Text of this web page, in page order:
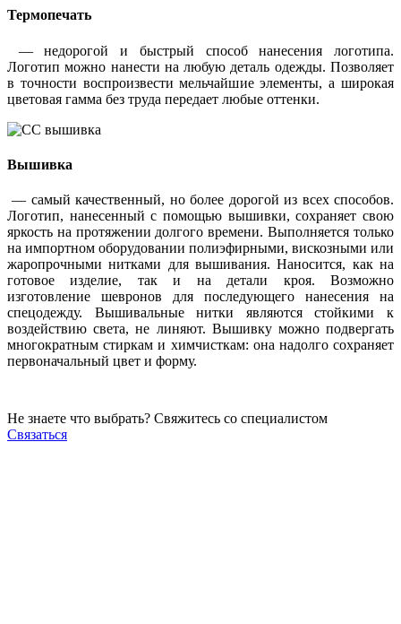
Термопечать
— недорогой и быстрый способ нанесения логотипа.
Логотип можно нанести на любую деталь одежды. Позволяет
в точности воспроизвести мельчайшие элементы, а широкая
цветовая гамма без труда передает любые оттенки.
Вышивка
— самый качественный, но более дорогой из всех способов.
Логотип, нанесенный с помощью вышивки, сохраняет свою
яркость на протяжении долгого времени. Выполняется только
на импортном оборудовании полиэфирными, вискозными или
жаропрочными нитками для вышивания. Наносится, как на
готовое изделие, так и на детали кроя. Возможно
изготовление шевронов для последующего нанесения на
спецодежду. Вышивальные нитки являются стойкими к
воздействию света, не линяют. Вышивку можно подвергать
многократным стиркам и химчисткам: она надолго сохраняет
первоначальный цвет и форму.
Не знаете что выбрать? Свяжитесь со специалистом
Связаться